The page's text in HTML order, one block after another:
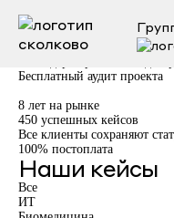
Мы независимая
Фондом Сколково, и не
Получаем статус резидента
Бесплатный аудит проекта
8 лет на рынке
450 успешных кейсов
Все клиенты сохраняют
100% постоплата
Наши кейсы
Все
ИТ